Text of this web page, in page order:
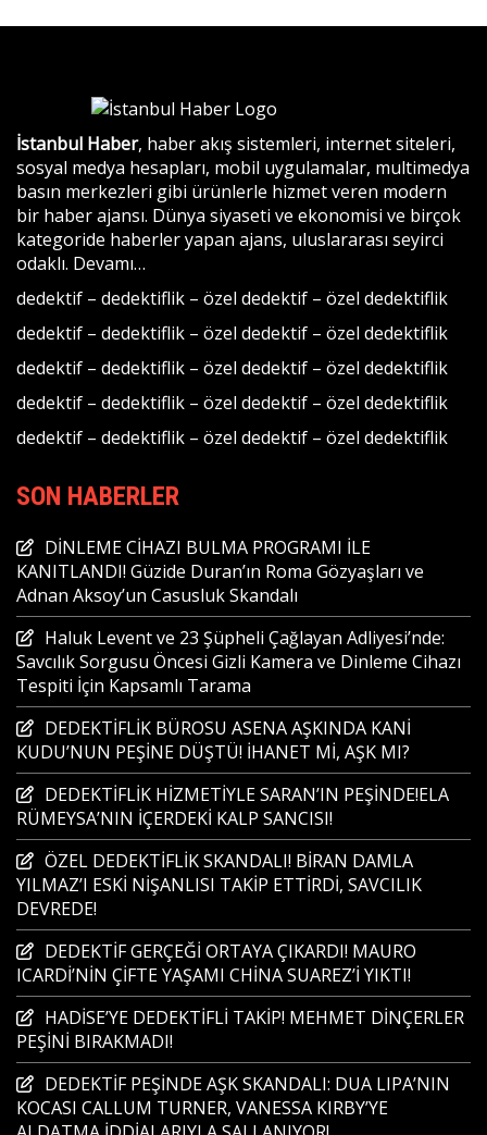
İstanbul Haber, haber akış sistemleri, internet siteleri,
sosyal medya hesapları, mobil uygulamalar, multimedya
basın merkezleri gibi ürünlerle hizmet veren modern
bir haber ajansı. Dünya siyaseti ve ekonomisi ve birçok
kategoride haberler yapan ajans, uluslararası seyirci
odaklı. Devamı…
dedektif – dedektiflik – özel dedektif – özel dedektiflik
dedektif – dedektiflik – özel dedektif – özel dedektiflik
dedektif – dedektiflik – özel dedektif – özel dedektiflik
dedektif – dedektiflik – özel dedektif – özel dedektiflik
dedektif – dedektiflik – özel dedektif – özel dedektiflik
SON HABERLER
DİNLEME CİHAZI BULMA PROGRAMI İLE
KANITLANDI! Güzide Duran’ın Roma Gözyaşları ve
Adnan Aksoy’un Casusluk Skandalı
Haluk Levent ve 23 Şüpheli Çağlayan Adliyesi’nde:
Savcılık Sorgusu Öncesi Gizli Kamera ve Dinleme Cihazı
Tespiti İçin Kapsamlı Tarama
DEDEKTİFLİK BÜROSU ASENA AŞKINDA KANİ
KUDU’NUN PEŞİNE DÜŞTÜ! İHANET Mİ, AŞK MI?
DEDEKTİFLİK HİZMETİYLE SARAN’IN PEŞİNDE!ELA
RÜMEYSA’NIN İÇERDEKİ KALP SANCISI!
ÖZEL DEDEKTİFLİK SKANDALI! BİRAN DAMLA
YILMAZ’I ESKİ NİŞANLISI TAKİP ETTİRDİ, SAVCILIK
DEVREDE!
DEDEKTİF GERÇEĞİ ORTAYA ÇIKARDI! MAURO
ICARDİ’NİN ÇİFTE YAŞAMI CHİNA SUAREZ’İ YIKTI!
HADİSE’YE DEDEKTİFLİ TAKİP! MEHMET DİNÇERLER
PEŞİNİ BIRAKMADI!
DEDEKTİF PEŞİNDE AŞK SKANDALI: DUA LIPA’NIN
KOCASI CALLUM TURNER, VANESSA KIRBY’YE